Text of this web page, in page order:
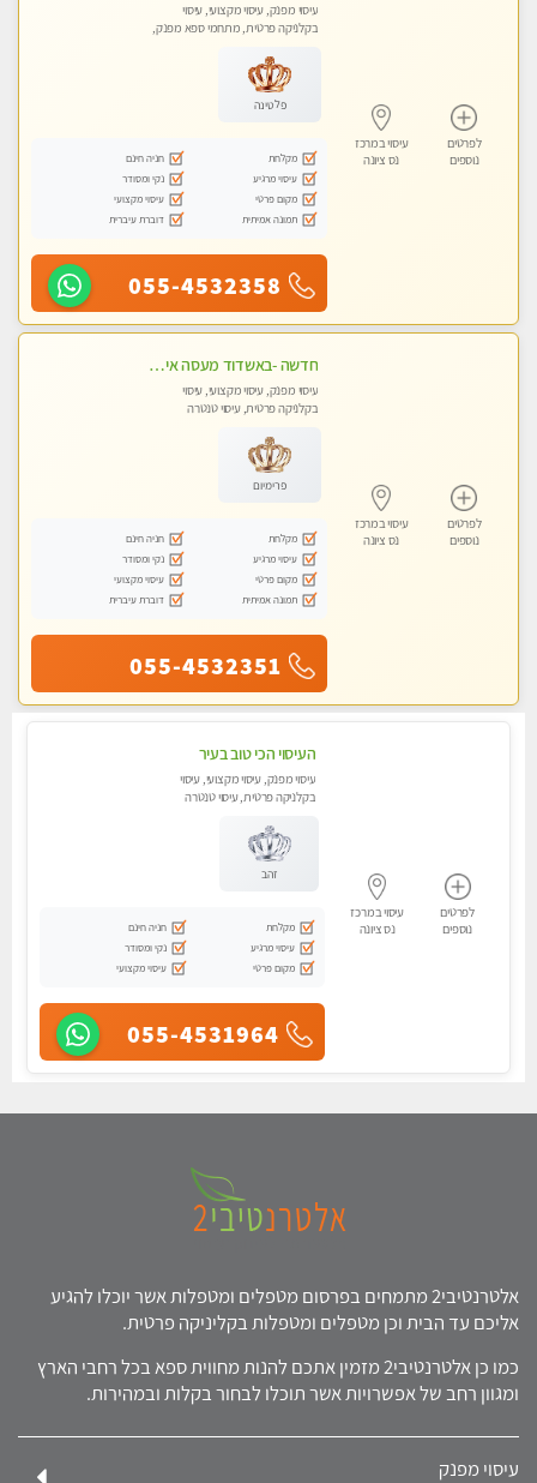
לפרטים
נוספים
עיסוי במרכז
נס ציונה
עיסוי מפנק, עיסוי מקצועי, עיסוי
בקלניקה פרטית, מתחמי ספא מפנק,
פלטינה
מקלחת
חניה חינם
עיסוי מרגיע
נקי ומסודר
מקום פרטי
עיסוי מקצועי
תמונה אמיתית
דוברת עיברית
055-4532358
לפרטים
נוספים
עיסוי במרכז
נס ציונה
חדשה -באשדוד מעסה איכותית מפנקת ומקצועית לעיסוי חלומי ..... באשדוד
עיסוי מפנק, עיסוי מקצועי, עיסוי
בקלניקה פרטית, עיסוי טנטרה
פרימיום
מקלחת
חניה חינם
עיסוי מרגיע
נקי ומסודר
מקום פרטי
עיסוי מקצועי
תמונה אמיתית
דוברת עיברית
055-4532351
לפרטים
נוספים
עיסוי במרכז
נס ציונה
העיסוי הכי טוב בעיר
עיסוי מפנק, עיסוי מקצועי, עיסוי
בקלניקה פרטית, עיסוי טנטרה
זהב
מקלחת
חניה חינם
עיסוי מרגיע
נקי ומסודר
מקום פרטי
עיסוי מקצועי
055-4531964
אלטרנטיבי2 מתמחים בפרסום מטפלים ומטפלות אשר יוכלו להגיע
אליכם עד הבית וכן מטפלים ומטפלות בקליניקה פרטית.
כמו כן אלטרנטיבי2 מזמין אתכם להנות מחווית ספא בכל רחבי הארץ
ומגוון רחב של אפשרויות אשר תוכלו לבחור בקלות ובמהירות.
עיסוי מפנק